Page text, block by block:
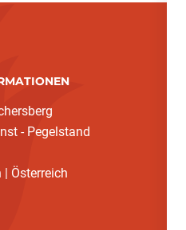
- Pegelstand
Österreich